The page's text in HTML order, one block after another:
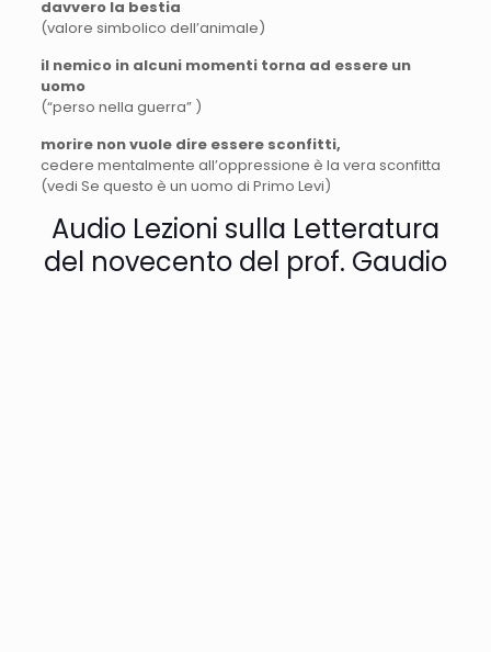
davvero la bestia
(valore simbolico dell’animale)
il nemico in alcuni momenti torna ad essere un
uomo
(“perso nella guerra” )
morire non vuole dire essere sconfitti,
cedere mentalmente all’oppressione è la vera sconfitta
(vedi Se questo è un uomo di Primo Levi)
Audio Lezioni sulla Letteratura
del novecento del prof. Gaudio